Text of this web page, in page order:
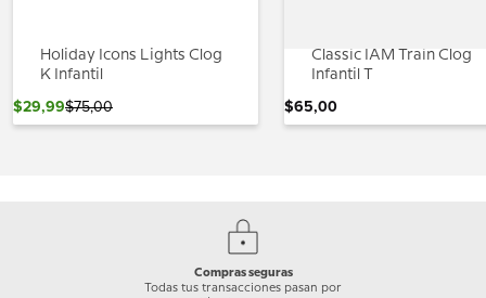
Holiday Icons Lights Clog
K Infantil
$29,99$75,00
Classic IAM Train Clog
Infantil T
$65,00
Compras seguras
Todas tus transacciones pasan por